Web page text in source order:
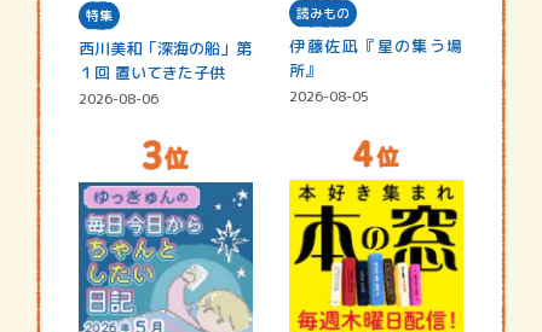
特集
西川美和「深海の船」第
１回 置いてきた子供
2026-08-06
読みもの
伊藤佐凪『星の集う場
所』
2026-08-05